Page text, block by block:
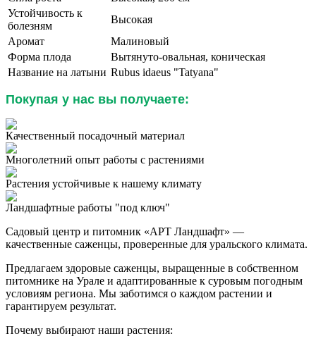
Устойчивость к
болезням
Высокая
Аромат
Малиновый
Форма плода
Вытянуто-овальная, коническая
Название на латыни Rubus idaeus "Tatyana"
Покупая у нас вы получаете:
Качественный посадочный материал
Многолетний опыт работы с растениями
Растения устойчивые к нашему климату
Ландшафтные работы "под ключ"
Садовый центр и питомник «АРТ Ландшафт» —
качественные саженцы, проверенные для уральского климата.
Предлагаем здоровые саженцы, выращенные в собственном
питомнике на Урале и адаптированные к суровым погодным
условиям региона. Мы заботимся о каждом растении и
гарантируем результат.
Почему выбирают наши растения: